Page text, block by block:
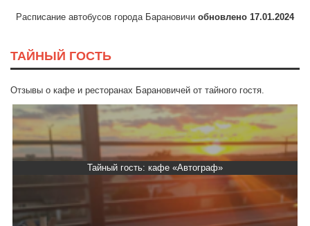
Расписание автобусов города Барановичи обновлено 17.01.2024
ТАЙНЫЙ ГОСТЬ
Отзывы о кафе и ресторанах Барановичей от тайного гостя.
Тайный гость: кафе «Автограф»